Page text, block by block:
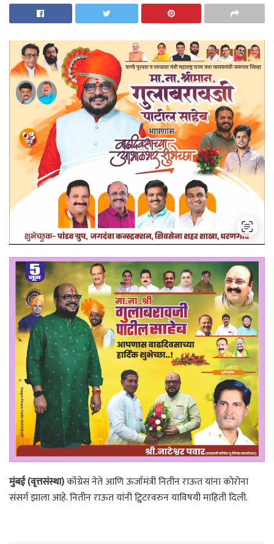
मुंबई (वृत्तसंस्था)काँग्रेस नेते आणि ऊर्जामंत्री नितीन राऊत यांना कोरोना
संसर्ग झाला आहे. नितीन राऊत यांनी ट्विटरवरुन याविषयी माहिती दिली.